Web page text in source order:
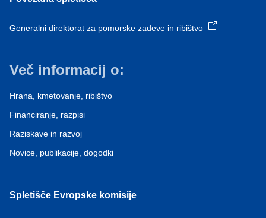
Generalni direktorat za pomorske zadeve in ribištvo
Več informacij o:
Hrana, kmetovanje, ribištvo
Financiranje, razpisi
Raziskave in razvoj
Novice, publikacije, dogodki
Spletišče Evropske komisije